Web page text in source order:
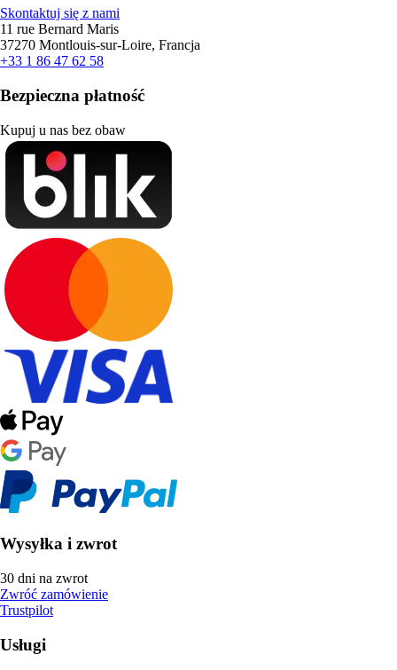
Skontaktuj się z nami
11 rue Bernard Maris
37270 Montlouis-sur-Loire, Francja
+33 1 86 47 62 58
Bezpieczna płatność
Kupuj u nas bez obaw
Wysyłka i zwrot
30 dni na zwrot
Zwróć zamówienie
Trustpilot
Usługi